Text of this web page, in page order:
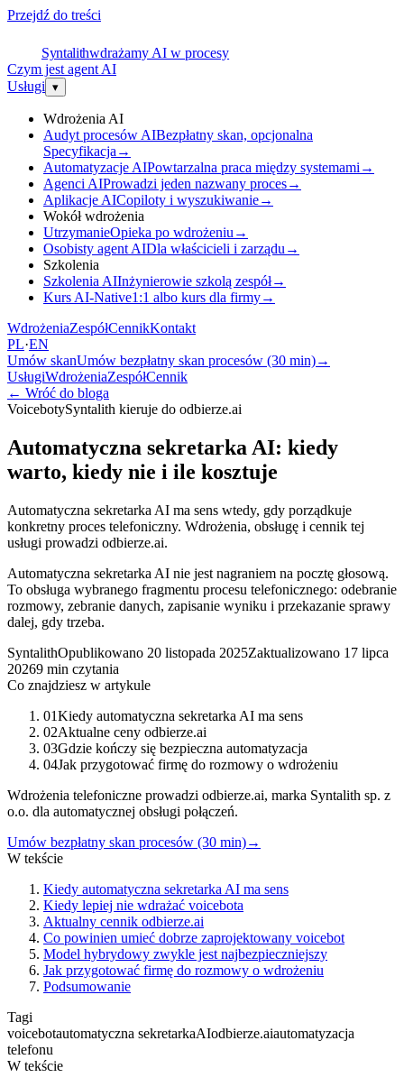
Przejdź do treści
Syntalithwdrażamy AI w procesy
Czym jest agent AI
Usługi ▾
Wdrożenia AI
Audyt procesów AIBezpłatny skan, opcjonalna
Specyfikacja →
Automatyzacje AIPowtarzalna praca między systemami →
Agenci AIProwadzi jeden nazwany proces→
Aplikacje AICopiloty i wyszukiwanie→
Wokół wdrożenia
UtrzymanieOpieka po wdrożeniu →
Osobisty agent AIDla właścicieli i zarządu →
Szkolenia
Szkolenia AIInżynierowie szkolą zespół→
Kurs AI-Native1:1 albo kurs dla firmy→
WdrożeniaZespółCennikKontakt
PL·EN
Umów skanUmów bezpłatny skan procesów (30 min)→
UsługiWdrożeniaZespółCennik
← Wróć do bloga
VoicebotySyntalith kieruje do odbierze.ai
Automatyczna sekretarka AI: kiedy
warto, kiedy nie i ile kosztuje
Automatyczna sekretarka AI ma sens wtedy, gdy porządkuje
konkretny proces telefoniczny. Wdrożenia, obsługę i cennik tej
usługi prowadzi odbierze.ai.
Automatyczna sekretarka AI nie jest nagraniem na pocztę głosową.
To obsługa wybranego fragmentu procesu telefonicznego: odebranie
rozmowy, zebranie danych, zapisanie wyniku i przekazanie sprawy
dalej, gdy trzeba.
SyntalithOpublikowano 20 listopada 2025Zaktualizowano 17 lipca
20269 min czytania
Co znajdziesz w artykule
01Kiedy automatyczna sekretarka AI ma sens
02Aktualne ceny odbierze.ai
03Gdzie kończy się bezpieczna automatyzacja
04Jak przygotować firmę do rozmowy o wdrożeniu
Wdrożenia telefoniczne prowadzi odbierze.ai, marka Syntalith sp. z
o.o. dla automatycznej obsługi połączeń.
Umów bezpłatny skan procesów (30 min)→
W tekście
Kiedy automatyczna sekretarka AI ma sens
Kiedy lepiej nie wdrażać voicebota
Aktualny cennik odbierze.ai
Co powinien umieć dobrze zaprojektowany voicebot
Model hybrydowy zwykle jest najbezpieczniejszy
Jak przygotować firmę do rozmowy o wdrożeniu
Podsumowanie
Tagi
voicebotautomatyczna sekretarkaAIodbierze.aiautomatyzacja
telefonu
W tekście